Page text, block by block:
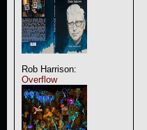
Rob Harrison:
Overflow